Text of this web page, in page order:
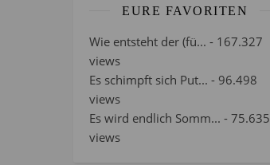
EURE FAVORITEN
Wie entsteht der (fü... - 167.327
views
Es schimpft sich Put... - 96.498
views
Es wird endlich Somm... - 75.635
views